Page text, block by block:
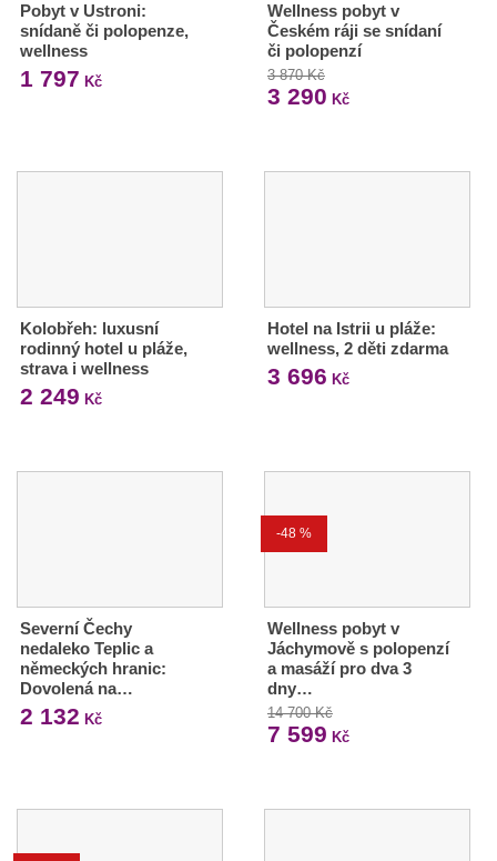
Pobyt v Ustroni:
snídaně či polopenze,
wellness
1 797 Kč
Wellness pobyt v
Českém ráji se snídaní
či polopenzí
3 870 Kč
3 290 Kč
Kolobřeh: luxusní
rodinný hotel u pláže,
strava i wellness
2 249 Kč
Hotel na Istrii u pláže:
wellness, 2 děti zdarma
3 696 Kč
Severní Čechy
nedaleko Teplic a
německých hranic:
Dovolená na…
2 132 Kč
-48 %
Wellness pobyt v
Jáchymově s polopenzí
a masáží pro dva 3
dny…
14 700 Kč
7 599 Kč